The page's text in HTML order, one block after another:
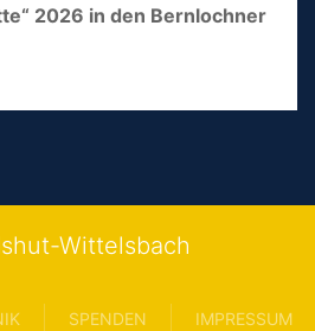
2026 in den Bernlochner
Wittelsbach
SPENDEN IMPRESSUM